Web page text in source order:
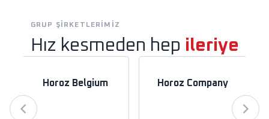
GRUP ŞIRKETLERIMIZ
Hız kesmeden hep ileriye
Horoz Belgium Horoz Company